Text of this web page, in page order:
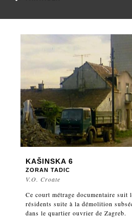
KAŠINSKA 6
ZORAN TADIC
V.O. Croate
Ce court métrage documentaire suit
résidents suite à la démolition
dans le quartier ouvrier de Zagreb.